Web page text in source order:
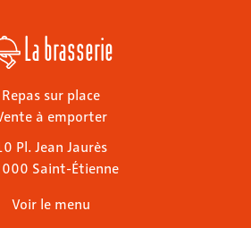
La brasserie
Repas sur place
à emporter
Pl. Jean Jaurès
Saint-Étienne
Voir le menu